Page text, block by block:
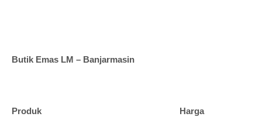
Butik Emas LM – Banjarmasin
Produk Harga